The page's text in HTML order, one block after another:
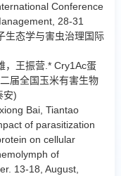
Conference
28-31
生态学与害虫治理国际
，王振营.* Cry1Ac蛋
届全国玉米有害生物
安)
Bai, Tiantao
of parasitization
on cellular
of
13-18, August,